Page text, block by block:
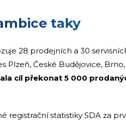
taky
28 prodejních a 30
Plzeň, České Budějovice,
cíl překonat 5 000
registrační statistiky SDA za